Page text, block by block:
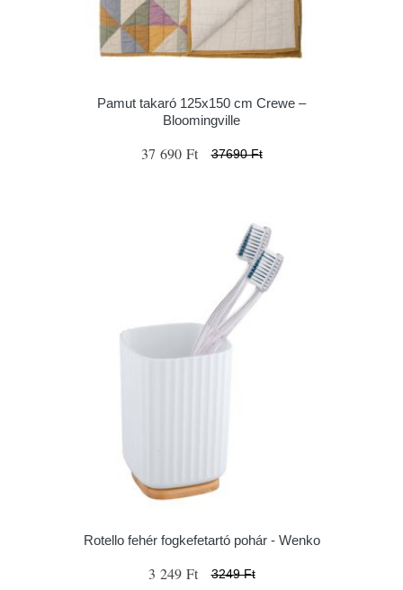
Pamut takaró 125x150 cm Crewe –
Bloomingville
37 690 Ft 37690 Ft
Rotello fehér fogkefetartó pohár - Wenko
3 249 Ft 3249 Ft